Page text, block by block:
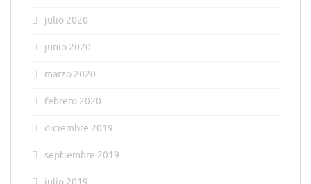
julio 2020
junio 2020
marzo 2020
febrero 2020
diciembre 2019
septiembre 2019